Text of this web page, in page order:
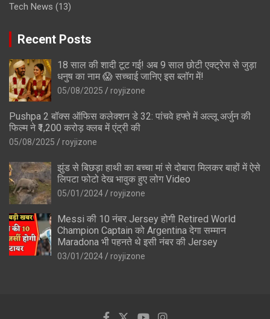
Tech News (13)
Recent Posts
18 साल की शादी टूट गई! अब 9 साल छोटी एक्ट्रेस से जुड़ा
धनुष का नाम 😱 सच्चाई जानिए इस ब्लॉग में!
05/08/2025 royjizone
Pushpa 2 बॉक्स ऑफिस कलेक्शन डे 32: पांचवे हफ्ते में अल्लू अर्जुन की
फिल्म ने ₹1,200 करोड़ क्लब में एंट्री की
05/08/2025 royjizone
झुंड से बिछड़ा हाथी का बच्चा मां से दोबारा मिलकर बाहों में ऐसे
लिपटा फोटो देख भावुक हुए लोग Video
05/01/2024 royjizone
Messi की 10 नंबर Jersey होगी Retired World
Champion Captain को Argentina देगा सम्मान
Maradona भी पहनते थे इसी नंबर की Jersey
03/01/2024 royjizone